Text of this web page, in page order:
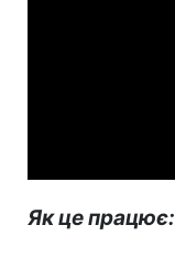
Як це працює: